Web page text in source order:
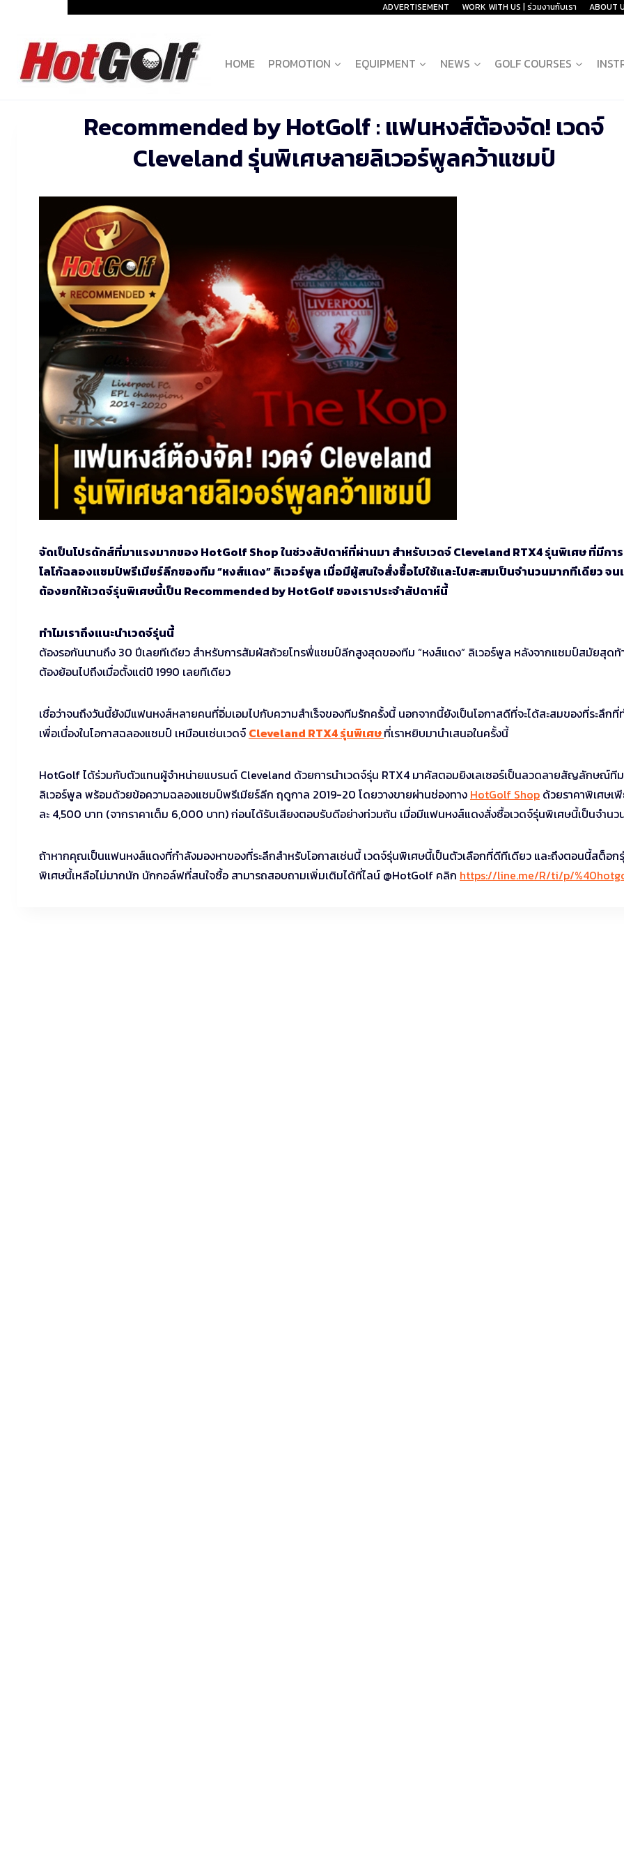
content
ADVERTISEMENT WORK WITH US | ร่วมงานกับเรา ABOUT
HOME PROMOTION EQUIPMENT NEWS GOLF COURSES
Recommended by HotGolf : แฟนหงส์ต้องจัด! เวดจ์
Cleveland รุ่นพิเศษลายลิเวอร์พูลคว้าแชมป์
จัดเป็นโปรดักส์ที่มาแรงมากของ HotGolf Shop ในช่วงสัปดาห์ที่ผ่านมา สำหรับเวดจ์ Cleveland RTX4 รุ่นพิเศษ ที่มีกา
โลโก้ฉลองแชมป์พรีเมียร์ลีกของทีม “หงส์แดง” ลิเวอร์พูล เมื่อมีผู้สนใจสั่งซื้อไปใช้และไปสะสมเป็นจำนวนมากทีเดียว จน
ต้องยกให้เวดจ์รุ่นพิเศษนี้เป็น Recommended by HotGolf ของเราประจำสัปดาห์นี้
ทำไมเราถึงแนะนำเวดจ์รุ่นนี้
ต้องรอกันนานถึง 30 ปีเลยทีเดียว สำหรับการสัมผัสถ้วยโทรฟี่แชมป์ลีกสูงสุดของทีม “หงส์แดง” ลิเวอร์พูล หลังจากแชมป์สมัยสุดท้
ต้องย้อนไปถึงเมื่อตั้งแต่ปี 1990 เลยทีเดียว
เชื่อว่าจนถึงวันนี้ยังมีแฟนหงส์หลายคนที่อิ่มเอมไปกับความสำเร็จของทีมรักครั้งนี้ นอกจากนี้ยังเป็นโอกาสดีที่จะได้สะสมของที่ระลึกที่
เพื่อเนื่องในโอกาสฉลองแชมป์ เหมือนเช่นเวดจ์ Cleveland RTX4 รุ่นพิเศษที่เราหยิบมานำเสนอในครั้งนี้
HotGolf ได้ร่วมกับตัวแทนผู้จำหน่ายแบรนด์ Cleveland ด้วยการนำเวดจ์รุ่น RTX4 มาคัสตอมยิงเลเซอร์เป็นลวดลายสัญลักษณ์ทีม
ลิเวอร์พูล พร้อมด้วยข้อความฉลองแชมป์พรีเมียร์ลีก ฤดูกาล 2019-20 โดยวางขายผ่านช่องทาง HotGolf Shop ด้วยราคาพิเศษเ
ละ 4,500 บาท (จากราคาเต็ม 6,000 บาท) ก่อนได้รับเสียงตอบรับดีอย่างท่วมถ้น เมื่อมีแฟนหงส์แดงสั่งซื้อเวดจ์รุ่นพิเศษนี้เป็นจำนว
ถ้าหากคุณเป็นแฟนหงส์แดงที่กำลังมองหาของที่ระลึกสำหรับโอกาสเช่นนี้ เวดจ์รุ่นพิเศษนี้เป็นตัวเลือกที่ดีทีเดียว และถึงตอนนี้สต็อก
พิเศษนี้เหลือไม่มากนัก นักกอล์ฟที่สนใจซื้อ สามารถสอบถามเพิ่มเติมได้ที่ไลน์ @HotGolf คลิก https://line.me/R/ti/p/